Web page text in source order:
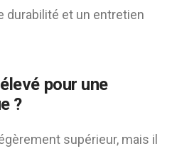
durabilité et un entretien
pour une
?
supérieur, mais il